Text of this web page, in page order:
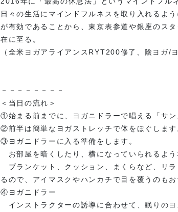
日々の生活にマインドフルネスを取り入れるよ
が有効であることから、東京表参道や銀座のス
在に至る。
（全米ヨガアライアンスRYT200修了、陰ヨガ/
－－－－－－－－
＜当日の流れ＞
①始まる前までに、ヨガニドラーで唱える「サ
②前半は簡単なヨガストレッチで体をほぐします
③ヨガニドラーに入る準備をします。
お部屋を暗くしたり、横になっていられるよう
ブランケット、クッション、まくらなど、リ
るので、アイマスクやハンカチで目を覆うのもお
④ヨガニドラー
インストラクターの誘導に合わせて、眠りのヨ